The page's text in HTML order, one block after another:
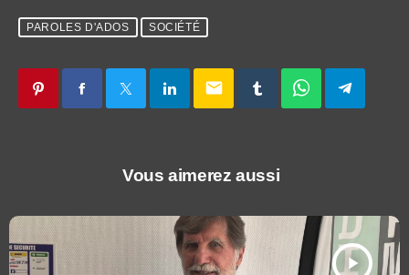
PAROLES D'ADOS SOCIÉTÉ
email
Vous aimerez aussi
play_arrow